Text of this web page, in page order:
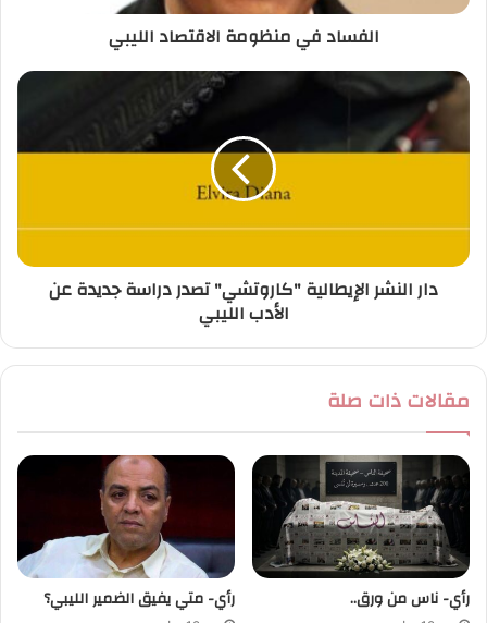
ر
ي
الفساد في منظومة الاقتصاد الليبي
دار النشر الإيطالية "كاروتشي" تصدر دراسة جديدة عن
الأدب الليبي
مقالات ذات صلة
رأي- ناس من ورق.. رأي- متي يفيق الضمير الليبي؟